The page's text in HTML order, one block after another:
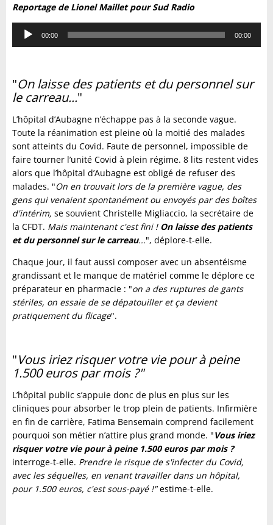
Reportage de Lionel Maillet pour Sud Radio
Lecteur
audio
00:00 00:00
"On laisse des patients et du personnel sur
le carreau..."
L’hôpital d’Aubagne n’échappe pas à la seconde vague.
Toute la réanimation est pleine où la moitié des malades
sont atteints du Covid. Faute de personnel, impossible de
faire tourner l’unité Covid à plein régime. 8 lits restent vides
alors que l’hôpital d’Aubagne est obligé de refuser des
malades. "On en trouvait lors de la première vague, des
gens qui venaient spontanément ou envoyés par des boîtes
d'intérim, se souvient Christelle Migliaccio, la secrétaire de
la CFDT. Mais maintenant c'est fini ! On laisse des patients
et du personnel sur le carreau...", déplore-t-elle.
Chaque jour, il faut aussi composer avec un absentéisme
grandissant et le manque de matériel comme le déplore ce
préparateur en pharmacie : "on a des ruptures de gants
stériles, on essaie de se dépatouiller et ça devient
pratiquement du flicage".
"Vous iriez risquer votre vie pour à peine
1.500 euros par mois ?"
L’hôpital public s’appuie donc de plus en plus sur les
cliniques pour absorber le trop plein de patients. Infirmière
en fin de carrière, Fatima Bensemain comprend facilement
pourquoi son métier n’attire plus grand monde. "Vous iriez
risquer votre vie pour à peine 1.500 euros par mois ?
interroge-t-elle. Prendre le risque de s'infecter du Covid,
avec les séquelles, en venant travailler dans un hôpital,
pour 1.500 euros, c'est sous-payé !"estime-t-elle.